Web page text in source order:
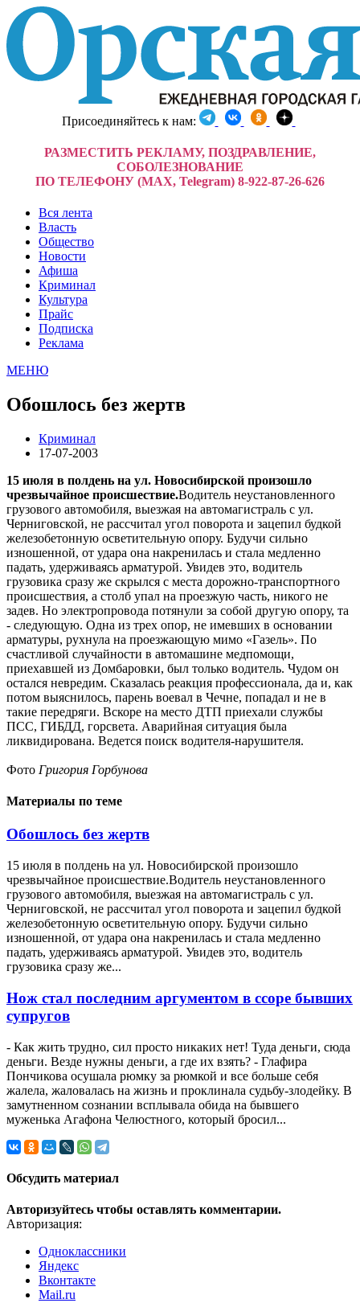
Присоединяйтесь к нам:
РАЗМЕСТИТЬ РЕКЛАМУ, ПОЗДРАВЛЕНИЕ,
СОБОЛЕЗНОВАНИЕ
ПО ТЕЛЕФОНУ (MAX, Telegram) 8-922-87-26-626
Вся лента
Власть
Общество
Новости
Афиша
Криминал
Культура
Прайс
Подписка
Реклама
МЕНЮ
Обошлось без жертв
Криминал
17-07-2003
15 июля в полдень на ул. Новосибирской произошло
чрезвычайное происшествие.Водитель неустановленного
грузового автомобиля, выезжая на автомагистраль с ул.
Черниговской, не рассчитал угол поворота и зацепил будкой
железобетонную осветительную опору. Будучи сильно
изношенной, от удара она накренилась и стала медленно
падать, удерживаясь арматурой. Увидев это, водитель
грузовика сразу же скрылся с места дорожно-транспортного
происшествия, а столб упал на проезжую часть, никого не
задев. Но электропровода потянули за собой другую опору, та
- следующую. Одна из трех опор, не имевших в основании
арматуры, рухнула на проезжающую мимо «Газель». По
счастливой случайности в автомашине медпомощи,
приехавшей из Домбаровки, был только водитель. Чудом он
остался невредим. Сказалась реакция профессионала, да и, как
потом выяснилось, парень воевал в Чечне, попадал и не в
такие передряги. Вскоре на место ДТП приехали службы
ПСС, ГИБДД, горсвета. Аварийная ситуация была
ликвидирована. Ведется поиск водителя-нарушителя.
Фото Григория Горбунова
Материалы по теме
Обошлось без жертв
15 июля в полдень на ул. Новосибирской произошло
чрезвычайное происшествие.Водитель неустановленного
грузового автомобиля, выезжая на автомагистраль с ул.
Черниговской, не рассчитал угол поворота и зацепил будкой
железобетонную осветительную опору. Будучи сильно
изношенной, от удара она накренилась и стала медленно
падать, удерживаясь арматурой. Увидев это, водитель
грузовика сразу же...
Нож стал последним аргументом в ссоре бывших
супругов
- Как жить трудно, сил просто никаких нет! Туда деньги, сюда
деньги. Везде нужны деньги, а где их взять? - Глафира
Пончикова осушала рюмку за рюмкой и все больше себя
жалела, жаловалась на жизнь и проклинала судьбу-злодейку. В
замутненном сознании всплывала обида на бывшего
муженька Агафона Челюстного, который бросил...
Обсудить материал
Авторизуйтесь чтобы оставлять комментарии.
Авторизация:
Одноклассники
Яндекс
Вконтакте
Mail.ru